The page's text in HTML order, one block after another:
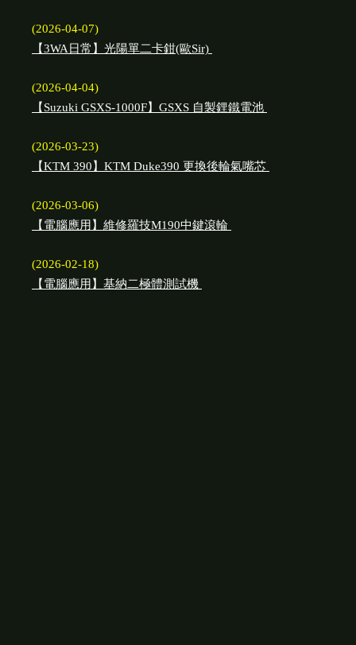
(2026-04-07)
【3WA日常】光陽單二卡鉗(歐Sir)
(2026-04-04)
【Suzuki GSXS-1000F】GSXS 自製鋰鐵電池
(2026-03-23)
【KTM 390】KTM Duke390 更換後輪氣嘴芯
(2026-03-06)
【電腦應用】維修羅技M190中鍵滾輪
(2026-02-18)
【電腦應用】基納二極體測試機